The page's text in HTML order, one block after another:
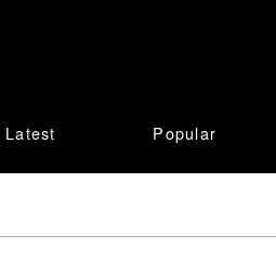
Latest Popular